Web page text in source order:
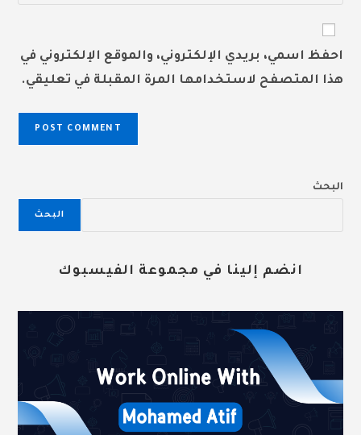
comment
website
(optional)
احفظ اسمي، بريدي الإلكتروني، والموقع الإلكتروني في
هذا المتصفح لاستخدامها المرة المقبلة في تعليقي.
البحث
البحث
انضم إلينا في مجموعة الفيسبوك